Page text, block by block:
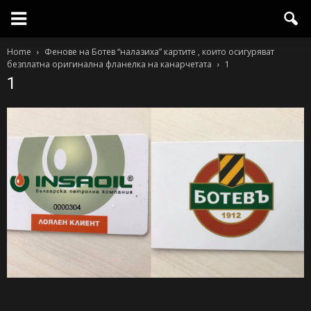
Home
Фенове на Ботев “налазиха” картите , които осигуряват
безплатна оригинална фланелка на канарчетата
1
1